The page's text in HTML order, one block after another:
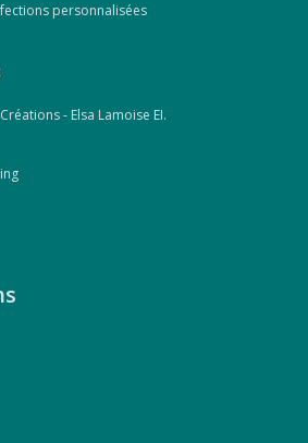
personnalisées
- Elsa Lamoise EI.